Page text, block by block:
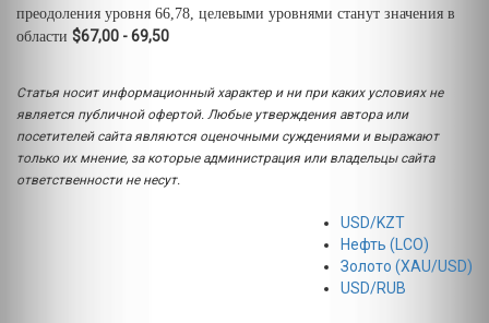
преодоления уровня 66,78, целевыми уровнями станут значения в
области $67,00 - 69,50
Статья носит информационный характер и ни при каких условиях не
является публичной офертой. Любые утверждения автора или
посетителей сайта являются оценочными суждениями и выражают
только их мнение, за которые администрация или владельцы сайта
ответственности не несут.
USD/KZT
Нефть (LCO)
Золото (XAU/USD)
USD/RUB